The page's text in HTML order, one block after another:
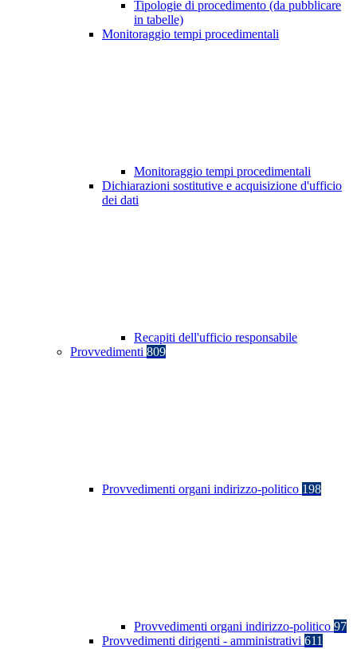
Tipologie di procedimento (da pubblicare
in tabelle)
Monitoraggio tempi procedimentali
Monitoraggio tempi procedimentali
Dichiarazioni sostitutive e acquisizione d'ufficio
dei dati
Recapiti dell'ufficio responsabile
Provvedimenti 809
Provvedimenti organi indirizzo-politico 198
Provvedimenti organi indirizzo-politico 97
Provvedimenti dirigenti - amministrativi 611